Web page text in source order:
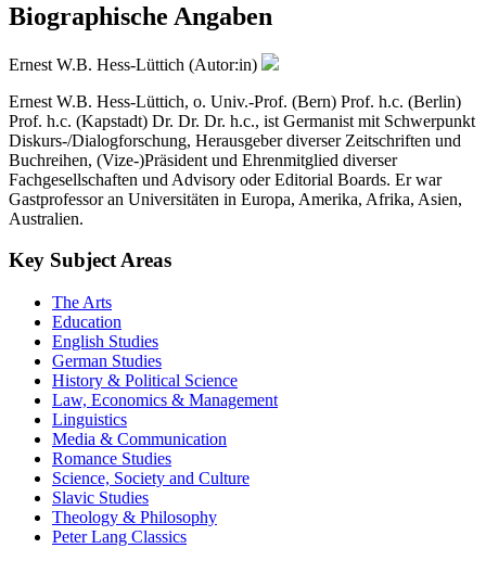
Biographische Angaben
Ernest W.B. Hess-Lüttich (Autor:in)
Ernest W.B. Hess-Lüttich, o. Univ.-Prof. (Bern) Prof. h.c. (Berlin)
Prof. h.c. (Kapstadt) Dr. Dr. Dr. h.c., ist Germanist mit Schwerpunkt
Diskurs-/Dialogforschung, Herausgeber diverser Zeitschriften und
Buchreihen, (Vize-)Präsident und Ehrenmitglied diverser
Fachgesellschaften und Advisory oder Editorial Boards. Er war
Gastprofessor an Universitäten in Europa, Amerika, Afrika, Asien,
Australien.
Key Subject Areas
The Arts
Education
English Studies
German Studies
History & Political Science
Law, Economics & Management
Linguistics
Media & Communication
Romance Studies
Science, Society and Culture
Slavic Studies
Theology & Philosophy
Peter Lang Classics